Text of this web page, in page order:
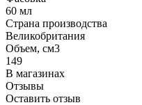
60 мл
Страна производства
Великобритания
Объем, см3
149
В магазинах
Отзывы
Оставить отзыв